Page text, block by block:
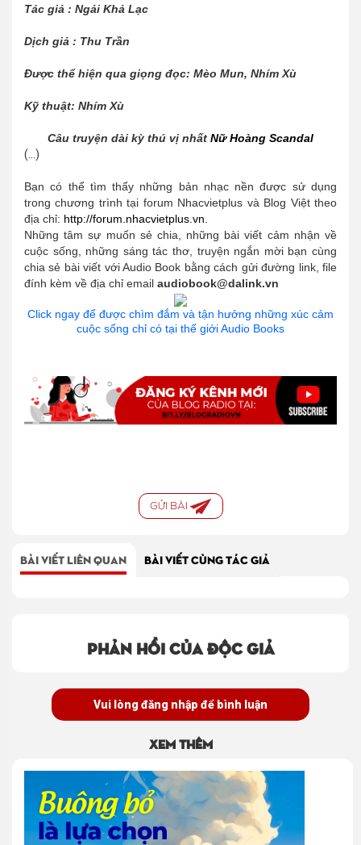
Tác giả : Ngải Khả Lạc
Dịch giả : Thu Trần
Được thể hiện qua giọng đọc: Mèo Mun, Nhím Xù
Kỹ thuật: Nhím Xù
Câu truyện dài kỳ thú vị nhất Nữ Hoàng Scandal
(...)
Bạn có thể tìm thấy những bản nhạc nền được sử dụng
trong chương trình tại forum Nhacvietplus và Blog Việt theo
địa chỉ: http://forum.nhacvietplus.vn.
Những tâm sự muốn sẻ chia, những bài viết cảm nhận về
cuộc sống, những sáng tác thơ, truyện ngắn mời bạn cùng
chia sẻ bài viết với Audio Book bằng cách gửi đường link, file
đính kèm về địa chỉ email audiobook@dalink.vn
Click ngay để được chìm đắm và tận hưởng những xúc cảm
cuộc sống chỉ có tại thế giới Audio Books
GỬI BÀI
BÀI VIẾT LIÊN QUAN BÀI VIẾT CÙNG TÁC GIẢ
Phản hồi của độc giả
Vui lòng đăng nhập để bình luận
Xem thêm